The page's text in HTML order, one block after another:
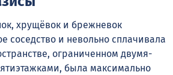
хрущёвок и брежневок
соседство и невольно сплачивала
ограниченном двумя-
была максимально